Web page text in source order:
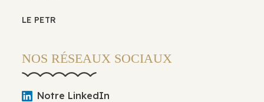
LE PETR
NOS RÉSEAUX SOCIAUX
Notre LinkedIn